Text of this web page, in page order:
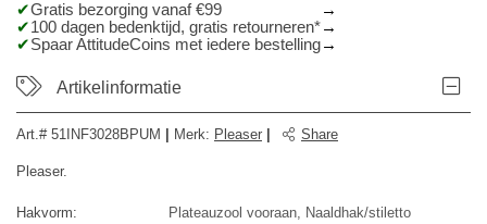
Gratis bezorging vanaf €99
100 dagen bedenktijd, gratis retourneren*
Spaar AttitudeCoins met iedere bestelling
Artikelinformatie
Art.# 51INF3028BPUM Merk: Pleaser Share
Pleaser.
Hakvorm:
Plateauzool vooraan, Naaldhak/stiletto